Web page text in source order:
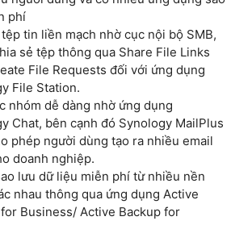
phí
tin liền mạch nhờ cục nội bộ SMB,
sẻ tệp thông qua Share File Links
File Requests đối với ứng dụng
File Station.
nhóm dễ dàng nhờ ứng dụng
Chat, bên cạnh đó Synology MailPlus
phép người dùng tạo ra nhiều email
doanh nghiệp.
lưu dữ liệu miễn phí từ nhiều nền
nhau thông qua ứng dụng Active
Business/ Active Backup for